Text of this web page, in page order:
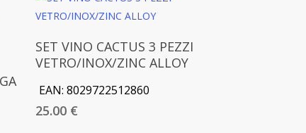
Aggiungi Al Carrello
SET VINO CACTUS 3 PEZZI
VETRO/INOX/ZINC ALLOY
EAN: 8029722512860
25.00 €